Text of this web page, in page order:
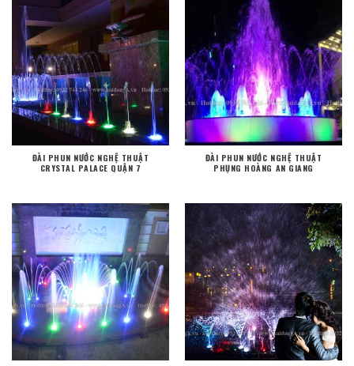
ĐÀI PHUN NƯỚC NGHỆ THUẬT
CRYSTAL PALACE QUẬN 7
ĐÀI PHUN NƯỚC NGHỆ THUẬT
PHỤNG HOÀNG AN GIANG